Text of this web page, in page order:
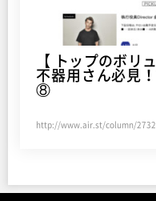
【 トップのボリ
不器用さん必見
⑧
http://www.air.st/column/